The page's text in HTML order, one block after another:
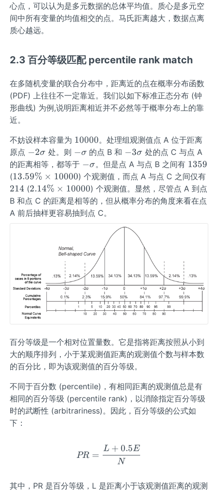
v}
心点，可以认为是多元数据的总体平均值。质心是多元空
间中所有变量的均值相交的点。马氏距离越大，数据点离
质心越远。
2.3 百分等级匹配 percentile rank match
在多随机变量的联合分布中，距离近的点在概率分布函数
(PDF) 上往往不一定靠近。我们以如下标准正态分布 (钟
形曲线) 为例,说明距离相近并不必然等于概率分布上的靠
近。
不妨设样本容量为 1
0
0
0
0
10000。处理组观测值点 A 位于距离
原点 -2
\s
ig
m
a
−2σ 处。则 -
\s
ig
m
a
−σ 的点 B 和 -
3
\s
ig
m
a
−3σ 处的点 C 与点 A
的距离相等，都等于 -
\s
ig
m
a
−σ。但是点 A 与点 B 之间有 1
3
5
9
1359
(1
3.
5
9
\
es
1
0
13.59% × 10000) 个观测值，而点 A 与点 C 之间仅有2
1
4
214 (2.
1
4
\
es
1
0
0
0
2.14% × 10000) 个观测值。显然，尽管点 A 到点
B 和点 C 的距离是相等的，但从概率分布的角度来看在点
A 前后抽样更容易抽到点 C。
百分等级是一个相对位置量数。它是指将距离按照从小到
大的顺序排列，小于某观测值距离的观测值个数与样本数
的百分比，即为该观测值的百分等级。
不同于百分数 (percentile)，有相同距离的观测值总是有
相同的百分等级 (percentile rank)，以消除指定百分等级
时的武断性 (arbitrariness)。因此，百分等级的公式如
下：
PR=\frac{L + 0.5E}{N}
PR =
N
L + 0.5E
其中，PR 是百分等级，L 是距离小于该观测值距离的观测